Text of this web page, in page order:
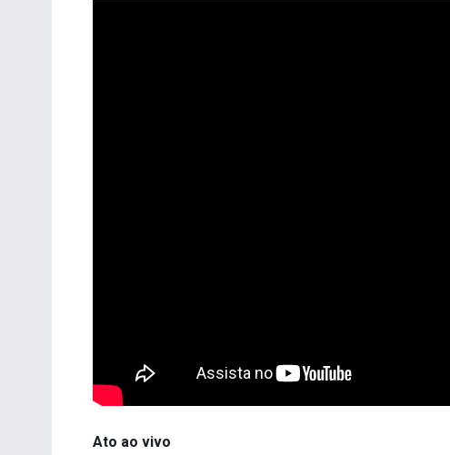
Ato ao vivo